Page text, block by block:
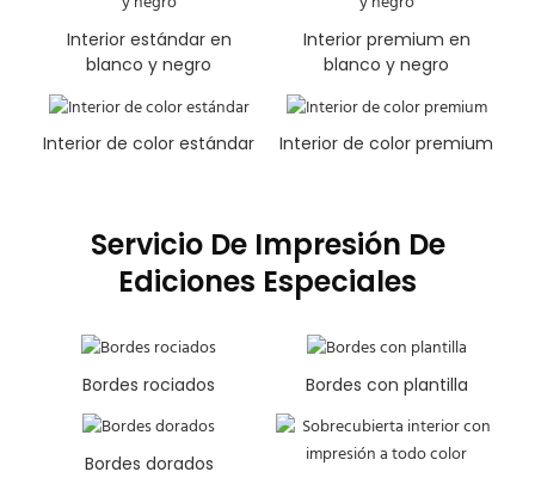
Interior estándar en
blanco y negro
Interior premium en
blanco y negro
Interior de color estándar Interior de color premium
Servicio De Impresión De
Ediciones Especiales
Bordes rociados Bordes con plantilla
Bordes dorados